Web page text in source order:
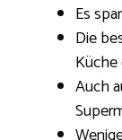
Es
Die
Auch